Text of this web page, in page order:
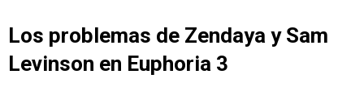
Los problemas de Zendaya y Sam
Levinson en Euphoria 3